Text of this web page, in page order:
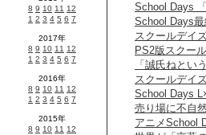
School Days
School Days
スクールデイ
PS2版スクー
「誠氏ねとい
スクールデイ
School Days
売り場に不自
アニメSchool